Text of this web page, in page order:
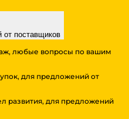
поставщиков
любые вопросы по вашим
для предложений от
развития, для предложений